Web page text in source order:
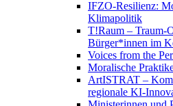
IFZO-Resilienz:
Klimapolitik
T!Raum – Traum-
Bürger*innen im
Voices from the
Moralische
ArtISTRAT –
regionale KI-